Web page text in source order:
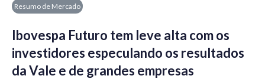
Resumo de Mercado
Ibovespa Futuro tem leve alta com os
investidores especulando os resultados
da Vale e de grandes empresas